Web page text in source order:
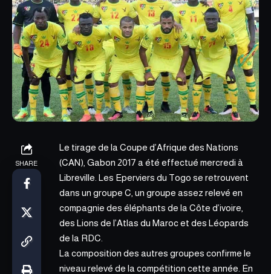
SHARE
Le tirage de la Coupe d’Afrique des Nations
(CAN), Gabon 2017 a été effectué mercredi à
Libreville. Les Eperviers du Togo se retrouvent
dans un groupe C, un groupe assez relevé en
compagnie des éléphants de la Côte d’ivoire,
des Lions de l’Atlas du Maroc et des Léopards
de la RDC.
La composition des autres groupes confirme le
niveau relevé de la compétition cette année. En